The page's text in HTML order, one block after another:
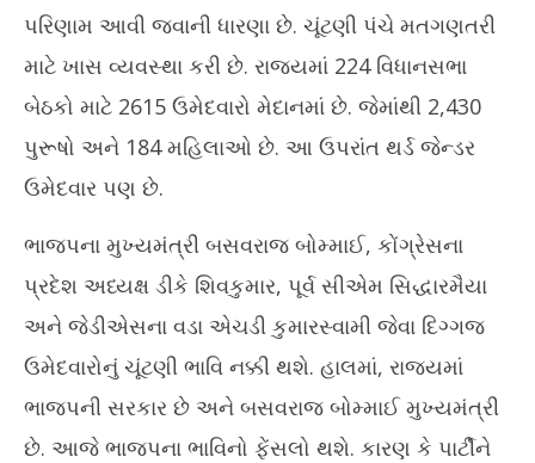
કર્ણાટકમાં કોની બનશે સરકાર ? સવારે 8 વાગ્યાથી મતગણતરી શરૂ
13,
પરિણામ આવી જવાની ધારણા છે. ચૂંટણી પંચે મતગણતરી
માટે ખાસ વ્યવસ્થા કરી છે. રાજ્યમાં 224 વિધાનસભા
બેઠકો માટે 2615 ઉમેદવારો મેદાનમાં છે. જેમાંથી 2,430
પુરૂષો અને 184 મહિલાઓ છે. આ ઉપરાંત થર્ડ જેન્ડર
ઉમેદવાર પણ છે.
ભાજપના મુખ્યમંત્રી બસવરાજ બોમ્માઈ, કોંગ્રેસના
પ્રદેશ અધ્યક્ષ ડીકે શિવકુમાર, પૂર્વ સીએમ સિદ્ધારમૈયા
અને જેડીએસના વડા એચડી કુમારસ્વામી જેવા દિગ્ગજ
ઉમેદવારોનું ચૂંટણી ભાવિ નક્કી થશે. હાલમાં, રાજ્યમાં
ભાજપની સરકાર છે અને બસવરાજ બોમ્માઈ મુખ્યમંત્રી
છે. આજે ભાજપના ભાવિનો ફેંસલો થશે. કારણ કે પાર્ટીને